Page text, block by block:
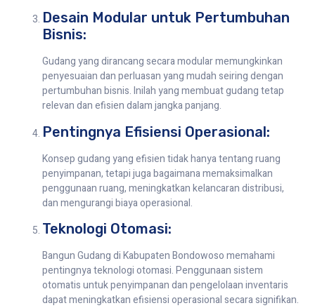
Desain Modular untuk Pertumbuhan
Bisnis:
Gudang yang dirancang secara modular memungkinkan
penyesuaian dan perluasan yang mudah seiring dengan
pertumbuhan bisnis. Inilah yang membuat gudang tetap
relevan dan efisien dalam jangka panjang.
Pentingnya Efisiensi Operasional:
Konsep gudang yang efisien tidak hanya tentang ruang
penyimpanan, tetapi juga bagaimana memaksimalkan
penggunaan ruang, meningkatkan kelancaran distribusi,
dan mengurangi biaya operasional.
Teknologi Otomasi:
Bangun Gudang di Kabupaten Bondowoso memahami
pentingnya teknologi otomasi. Penggunaan sistem
otomatis untuk penyimpanan dan pengelolaan inventaris
dapat meningkatkan efisiensi operasional secara signifikan.